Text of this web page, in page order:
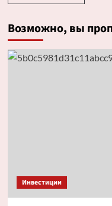
Возможно, вы
Инвестиции